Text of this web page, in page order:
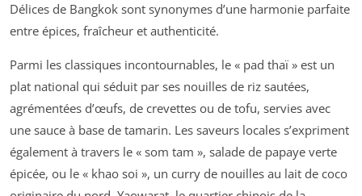
Délices de Bangkok sont synonymes d’une harmonie parfaite
entre épices, fraîcheur et authenticité.
Parmi les classiques incontournables, le « pad thaï » est un
plat national qui séduit par ses nouilles de riz sautées,
agrémentées d’œufs, de crevettes ou de tofu, servies avec
une sauce à base de tamarin. Les saveurs locales s’expriment
également à travers le « som tam », salade de papaye verte
épicée, ou le « khao soi », un curry de nouilles au lait de coco